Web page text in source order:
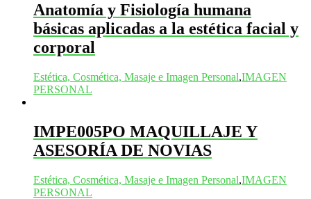
Anatomía y Fisiología humana
básicas aplicadas a la estética facial y
corporal
Estética, Cosmética, Masaje e Imagen Personal,IMAGEN
PERSONAL
IMPE005PO MAQUILLAJE Y
ASESORÍA DE NOVIAS
Estética, Cosmética, Masaje e Imagen Personal,IMAGEN
PERSONAL